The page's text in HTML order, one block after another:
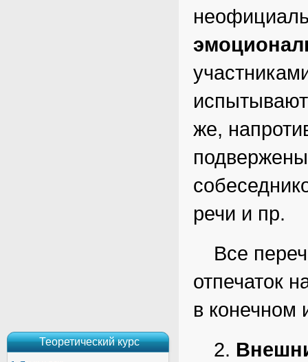
же,
речи и пр.
Все
отпечаток
в конечном
2.